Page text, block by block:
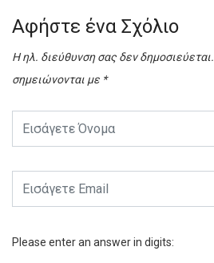
Αφήστε ένα Σχόλιο
Η ηλ. διεύθυνση σας δεν δημοσιεύεται.
σημειώνονται με *
Please enter an answer in digits: